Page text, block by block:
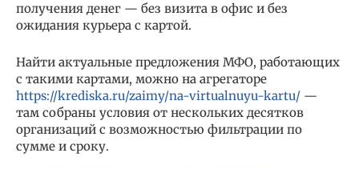
получения денег — без визита в офис и без
ожидания курьера с картой.
Найти актуальные предложения МФО, работающих
с такими картами, можно на агрегаторе
https://krediska.ru/zaimy/na-virtualnuyu-kartu/ —
там собраны условия от нескольких десятков
организаций с возможностью фильтрации по
сумме и сроку.